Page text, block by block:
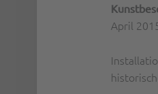
April